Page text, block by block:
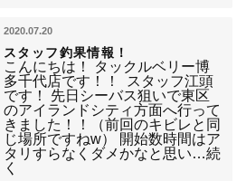
2020.07.20
スタッフ釣果情報！
こんにちは！ タックルベリー博
多千代店です！！ スタッフ江頭
です！ 先日シーバス狙いで東区
のアイランドシティ方面へ行って
きました！！（前回のキビレと同
じ場所ですねw） 開始数時間はア
タリすらなくダメかなと思い…続
く